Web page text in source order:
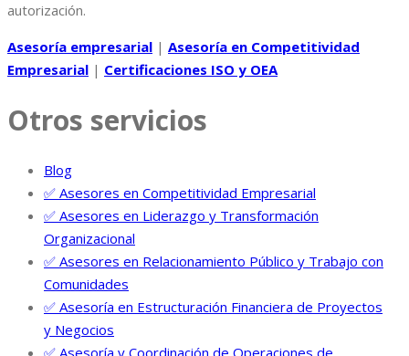
autorización.
Asesoría empresarial | Asesoría en Competitividad
Empresarial | Certificaciones ISO y OEA
Otros servicios
Blog
✅ Asesores en Competitividad Empresarial
✅ Asesores en Liderazgo y Transformación
Organizacional
✅ Asesores en Relacionamiento Público y Trabajo con
Comunidades
✅ Asesoría en Estructuración Financiera de Proyectos
y Negocios
✅ Asesoría y Coordinación de Operaciones de